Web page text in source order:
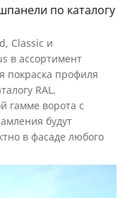
по каталогу
Classic и
в ассортимент
покраска профиля
RAL.
гамме ворота с
будут
в фасаде любого